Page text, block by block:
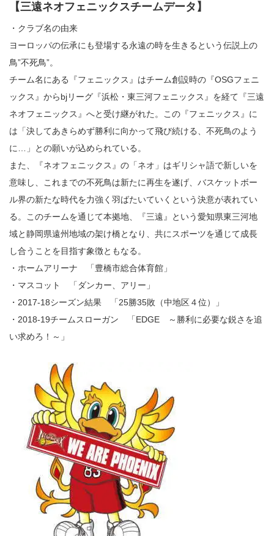
【三遠ネオフェニックスチームデータ】
・クラブ名の由来
ヨーロッパの伝承にも登場する永遠の時を生きるという伝説上の
鳥”不死鳥”。
チーム名にある『フェニックス』はチーム創設時の『OSGフェニ
ックス』からbjリーグ『浜松・東三河フェニックス』を経て『三遠
ネオフェニックス』へと受け継がれた。この『フェニックス』に
は「決してあきらめず勝利に向かって飛び続ける、不死鳥のよう
に…」との願いが込められている。
また、『ネオフェニックス』の「ネオ」はギリシャ語で新しいを
意味し、これまでの不死鳥は新たに再生を遂げ、バスケットボー
ル界の新たな時代を力強く羽ばたいていくという決意が表れてい
る。このチームを通じて本拠地、『三遠』という愛知県東三河地
域と静岡県遠州地域の架け橋となり、共にスポーツを通じて成長
し合うことを目指す象徴ともなる。
・ホームアリーナ 「豊橋市総合体育館」
・マスコット 「ダンカー、アリー」
・2017-18シーズン結果 「25勝35敗（中地区４位）」
・2018-19チームスローガン 「EDGE ～勝利に必要な鋭さを追
い求めろ！～」